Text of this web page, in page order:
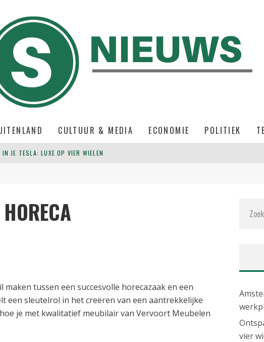
CULTUUR & MEDIA ECONOMIE POLITIEK
JE TESLA: LUXE OP VIER WIELEN
VOOR MODERNE WERKPLEKKEN
tussen een succesvolle horecazaak en een
een sleutelrol in het creëren van een aantrekkelijke
je met kwalitatief meubilair van Vervoort Meubelen
vier